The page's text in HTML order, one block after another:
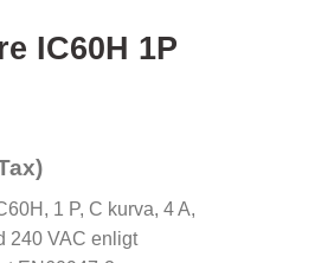
IC60H 1P
1 P, C kurva, 4 A,
240 VAC enligt